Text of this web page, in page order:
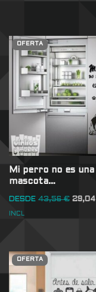
OFERTA
Mi perro no es una
mascota…
DESDE 43,56€ 29,04
INCL
OFERTA